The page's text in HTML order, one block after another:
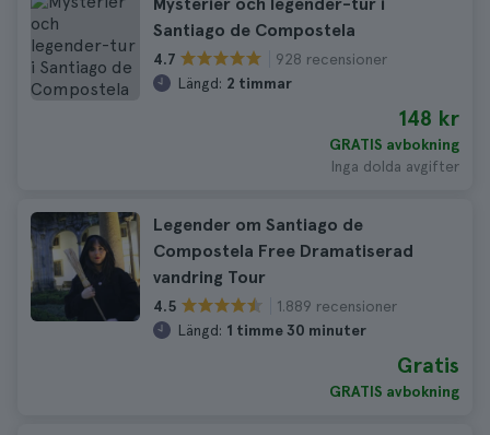
Santiago de Compostela
4.7
928 recensioner
Längd: 2 timmar
148 kr
GRATIS avbokning
Inga dolda avgifter
Legender om Santiago de
Compostela Free Dramatiserad
vandring Tour
4.5
1.889 recensioner
Längd: 1 timme 30 minuter
Gratis
GRATIS avbokning